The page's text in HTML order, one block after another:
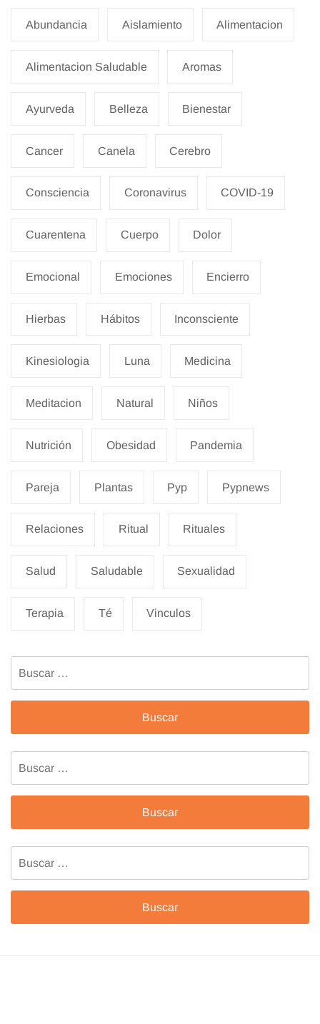
Abundancia Aislamiento Alimentacion
Alimentacion Saludable Aromas
Ayurveda Belleza Bienestar
Cancer Canela Cerebro
Consciencia Coronavirus COVID-19
Cuarentena Cuerpo Dolor
Emocional Emociones Encierro
Hierbas Hábitos Inconsciente
Kinesiologia Luna Medicina
Meditacion Natural Niños
Nutrición Obesidad Pandemia
Pareja Plantas Pyp Pypnews
Relaciones Ritual Rituales
Salud Saludable Sexualidad
Terapia Té Vinculos